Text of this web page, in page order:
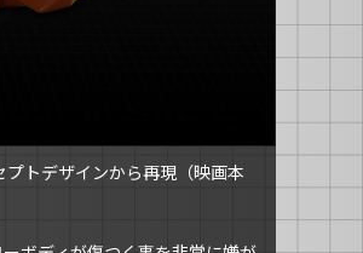
トデザインから再現（映画本